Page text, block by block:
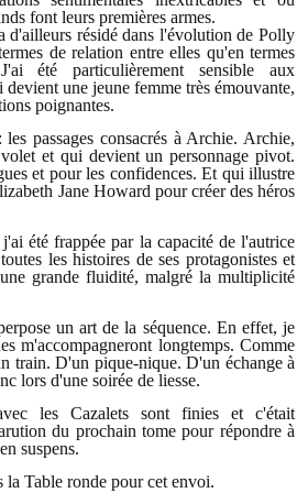
font leurs premières armes.
d'ailleurs résidé dans l'évolution de Polly
de relation entre elles qu'en termes
été particulièrement sensible aux
une jeune femme très émouvante,
poignantes.
passages consacrés à Archie. Archie,
et qui devient un personnage pivot.
et pour les confidences. Et qui illustre
Jane Howard pour créer des héros
été frappée par la capacité de l'autrice
les histoires de ses protagonistes et
grande fluidité, malgré la multiplicité
un art de la séquence. En effet, je
m'accompagneront longtemps. Comme
train. D'un pique-nique. D'un échange à
lors d'une soirée de liesse.
les Cazalets sont finies et c'était
du prochain tome pour répondre à
suspens.
Table ronde pour cet envoi.